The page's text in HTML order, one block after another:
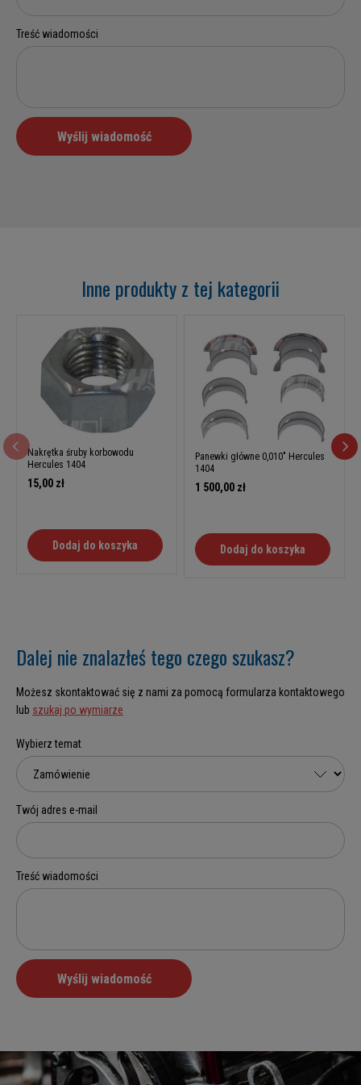
Inne produkty z tej kategorii
Nakrętka śruby korbowodu
Hercules 1404
15,00 zł
Dodaj do koszyka
Panewki główne 0,010" Hercules
1404
1 500,00 zł
Dodaj do koszyka
Dalej nie znalazłeś tego czego szukasz?
Możesz skontaktować się z nami za pomocą formularza kontaktowego
lub szukaj po wymiarze